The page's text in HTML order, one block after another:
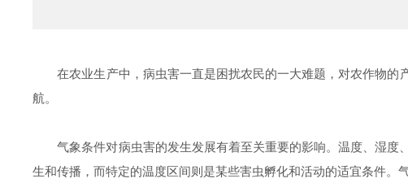
在农业生产中，病虫害一直是困扰农民的一大难题，对农作物
航。
气象条件对病虫害的发生发展有着至关重要的影响。温度、湿
生和传播，而特定的温度区间则是某些害虫孵化和活动的适宜条件。